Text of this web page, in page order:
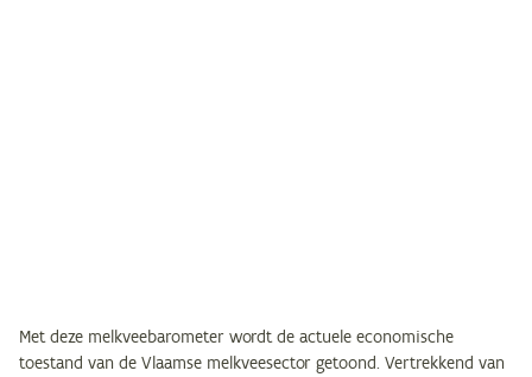
Met deze melkveebarometer wordt de actuele economische
toestand van de Vlaamse melkveesector getoond. Vertrekkend van